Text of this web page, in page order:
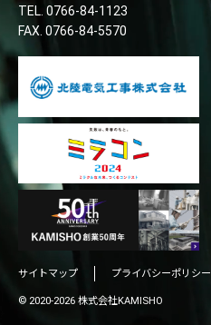
TEL. 0766-84-1123
FAX. 0766-84-5570
サイトマップ プライバシーポリシー
© 2020-2026 株式会社KAMISHO